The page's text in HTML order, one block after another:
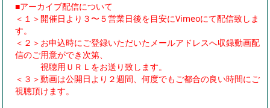
■アーカイブ配信について
＜１＞開催日より３〜５営業日後を目安にVimeoにて配信致しま
す。
＜２＞お申込時にご登録いただいたメールアドレスへ収録動画配
信のご用意ができ次第、
視聴用ＵＲＬをお送り致します。
＜３＞動画は公開日より２週間、何度でもご都合の良い時間にご
視聴頂けます。